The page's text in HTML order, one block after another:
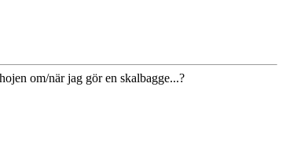
om/när jag gör en skalbagge...?